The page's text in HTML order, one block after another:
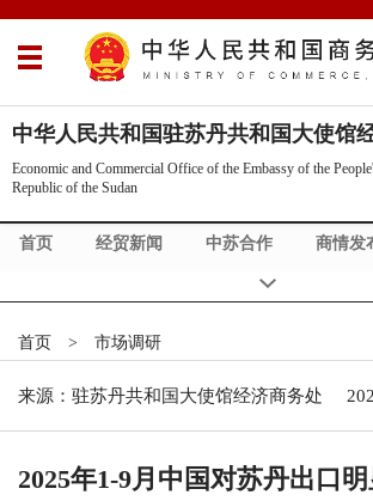
中华人民共和国驻苏丹共和国大使馆
Economic and Commercial Office of the Embassy of the
Republic of the Sudan
首页 经贸新闻 中苏合作 商情发
Bilateral Visits
Supply & Demand China Policy
首页 > 市场调研
来源：驻苏丹共和国大使馆经济商务处
2025年1-9月中国对苏丹出口